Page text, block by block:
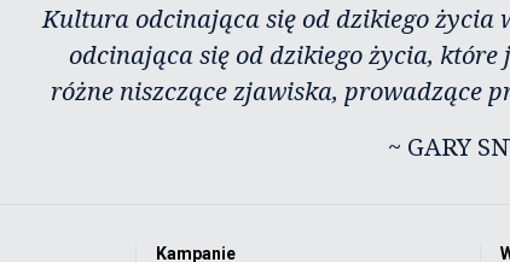
Kultura odcinająca się od dzikiego życia
odcinająca się od dzikiego życia,
różne niszczące zjawiska, prowadzące
~ GARY
Kampanie